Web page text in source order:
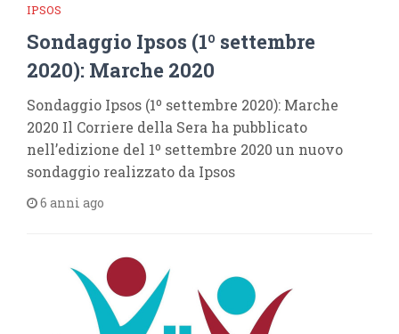
IPSOS
Sondaggio Ipsos (1º settembre
2020): Marche 2020
Sondaggio Ipsos (1º settembre 2020): Marche
2020 Il Corriere della Sera ha pubblicato
nell’edizione del 1º settembre 2020 un nuovo
sondaggio realizzato da Ipsos
6 anni ago